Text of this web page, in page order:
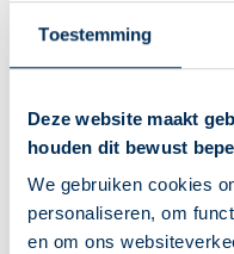
Toestemming
Deze website maakt
houden dit bewust
We gebruiken cookies
personaliseren, om
en om ons
Bij
Verwarm het
Houd uw hoofd opzij
van uw oor vallen.
schuin of ga op uw zij